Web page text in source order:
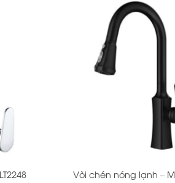
Vòi chén nóng lạnh –